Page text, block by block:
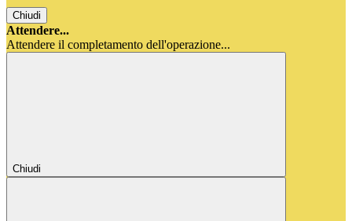
Chiudi
Attendere...
Attendere il completamento dell'operazione...
Chiudi